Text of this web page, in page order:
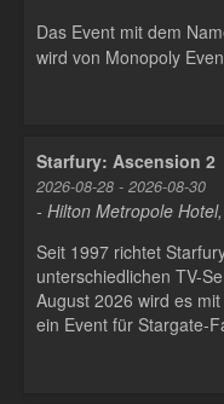
Das Event mit dem
wird von Monopoly
Starfury: Ascension 2
2026-08-28 - 2026-08-30
- Hilton Metropole
Seit 1997 richtet
unterschiedlichen TV-
August 2026 wird es
ein Event für Stargate-